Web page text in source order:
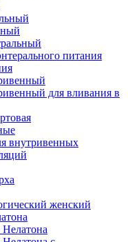
питания
для вливания в
внутривенных
женский
Нелатона